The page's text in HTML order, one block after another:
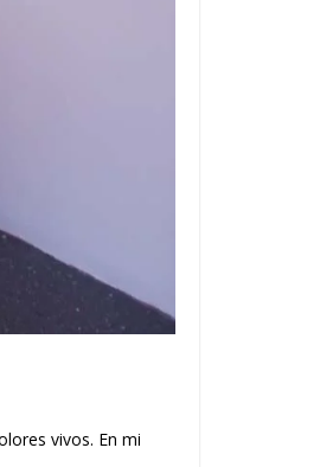
vivos. En mi